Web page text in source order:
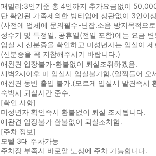
패밀리:3인기준 총 4인까지 추가요금없이
단 확인된 가족제외한 방타입에 상관없이 3인이
(사전에 업체에 문의필수-난잡.소음 방지목적으
성수기 및 특정일, 공휴일(전일 포함)에는 요금
입실 시 신분증을 확인하고 미성년자는 입실이
(신분증을 꼭 지참해주시기 바랍니다.)
애완견 입장불가-환불없이 퇴실조취하겠음.
새벽2시이후 미 입실시 입실불가함.(일찍들어 오
애완견 동반 출입 불가.(모르게 입실시 발견즉시
숙박시 퇴실시간 준수.
[확인 사항]
미성년자 확인즉시 환불없이 퇴실 조치됩니다.
애완견 입장불가 환불없이 퇴실조치함.
[주차 정보]
모텔 3대 주차가능
주차장 부족시 바로앞 노상에 주차 가능합니다.